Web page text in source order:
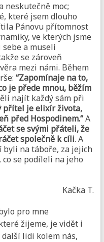
neskutečně moc;
které jsem dlouho
Pánovu přítomnost
ve kterých jsme
a museli
se zároveň
mezi námi. Během
“Zapomínaje na to,
je přede mnou, běžím
najít každý sám při
přítel je elixír života,
před Hospodinem.“A
se svými přáteli, že
společně k cíli. A
byli na táboře, za jejich
se podíleli na jeho
Kačka T.
pro mne
žijeme, je vidět i
lidi kolem nás,